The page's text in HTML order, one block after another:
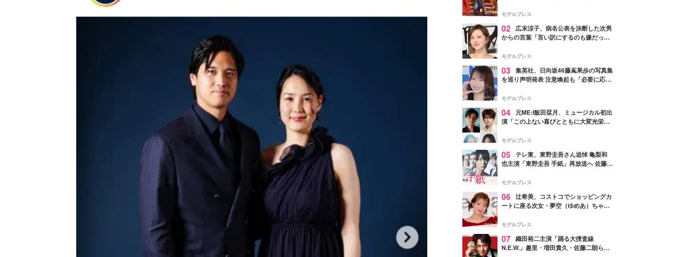
ます。
進んで夢を掴みたい」【ゲネプロレポ】
モデルプレス
02
広末涼子、病名公表を決断した次男
からの言葉「言い訳にするのも嫌だっ
モデルプレス
03 集英社、日向坂46藤嶌果歩の写真集
を巡り声明発表 注意喚起も「必要に応じ
モデルプレス
04 元ME:I飯田栞月、ミュージカル初出
演「この上ない喜びとともに大変光栄」
ャスト発表
モデルプレス
05 テレ東、東野圭吾さん追悼 亀梨和
也主演「東野圭吾 手紙」再放送へ 佐藤隆
モデルプレス
06 辻希美、コストコでショッピングカ
ートに座る次女・夢空（ゆめあ）ちゃん
ぎ」「成長を感じる」の声
モデルプレス
07 織田裕二主演「踊る大捜査線
N.E.W.」趣里・増田貴久・佐藤二朗ら新